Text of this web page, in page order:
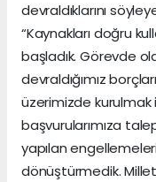
devraldıklarını
“Kaynakları doğru
başladık. Görevde
devraldığımız
üzerimizde kurulmak
başvurularımıza
yapılan
dönüştürmedik.